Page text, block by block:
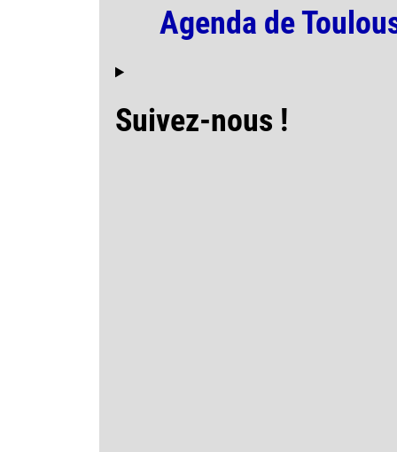
Agenda de
Suivez-nous !